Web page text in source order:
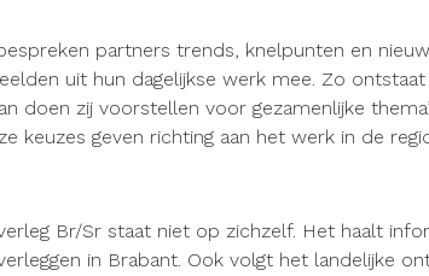
partners trends, knelpunten en
uit hun dagelijkse werk mee. Zo
doen zij voorstellen voor gezamenlijke
keuzes geven richting aan het werk in de
Br/Sr staat niet op zichzelf. Het haalt
in Brabant. Ook volgt het landelijke